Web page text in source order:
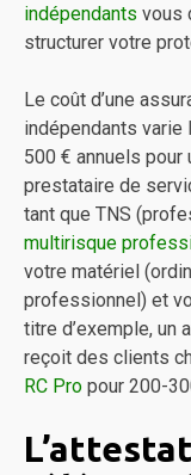
indépendants vous
structurer votre
Le coût d’une
indépendants varie
500 € annuels pour
prestataire de
tant que TNS
multirisque
votre matériel
professionnel) et
titre d’exemple, un
reçoit des clients
RC Pro pour 200-